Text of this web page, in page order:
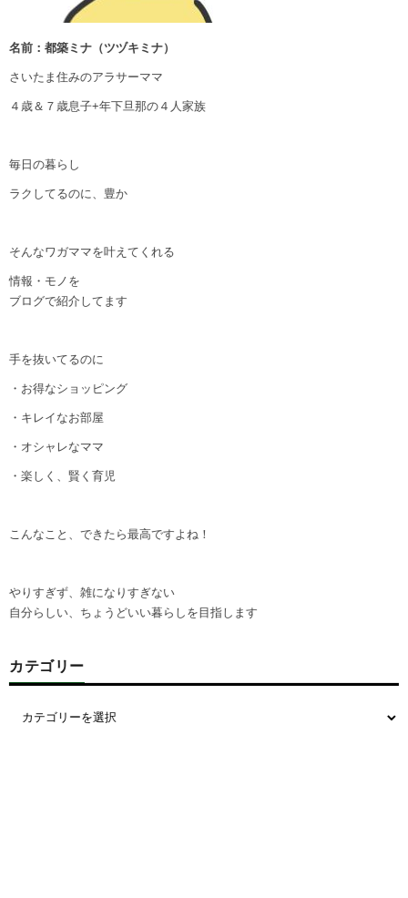
名前：都築ミナ（ツヅキミナ）
さいたま住みのアラサーママ
４歳＆７歳息子+年下旦那の４人家族
毎日の暮らし
ラクしてるのに、豊か
そんなワガママを叶えてくれる
情報・モノを
ブログで紹介してます
手を抜いてるのに
・お得なショッピング
・キレイなお部屋
・オシャレなママ
・楽しく、賢く育児
こんなこと、できたら最高ですよね！
やりすぎず、雑になりすぎない
自分らしい、ちょうどいい暮らしを目指します
カテゴリー